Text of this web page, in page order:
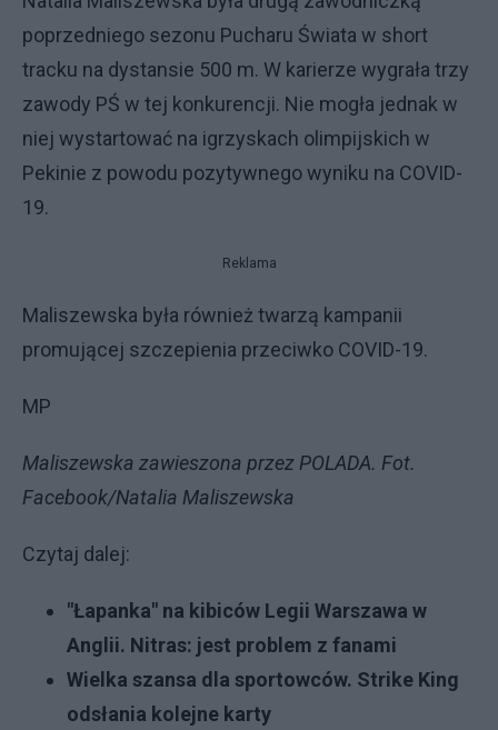
poprzedniego sezonu Pucharu Świata w short
tracku na dystansie 500 m. W karierze wygrała trzy
zawody PŚ w tej konkurencji. Nie mogła jednak w
niej wystartować na igrzyskach olimpijskich w
Pekinie z powodu pozytywnego wyniku na COVID-
19.
Reklama
Maliszewska była również twarzą kampanii
promującej szczepienia przeciwko COVID-19.
MP
Maliszewska zawieszona przez POLADA. Fot.
Facebook/Natalia Maliszewska
Czytaj dalej:
"Łapanka" na kibiców Legii Warszawa w
Anglii. Nitras: jest problem z fanami
Wielka szansa dla sportowców. Strike King
odsłania kolejne karty